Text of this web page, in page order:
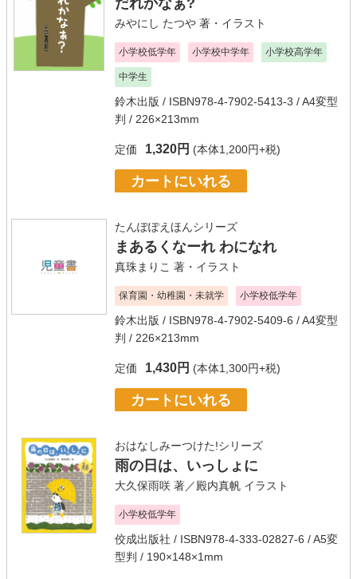
だれかなぁ?
みやにし たつや 著・イラスト
小学校低学年 小学校中学年 小学校高学年
中学生
鈴木出版 / ISBN978-4-7902-5413-3 / A4変型
判 / 226×213mm
定価 1,320円 (本体1,200円+税)
カートにいれる
たんぽぽえほんシリーズ
まあるくなーれ わになれ
真珠まりこ 著・イラスト
保育園・幼稚園・未就学 小学校低学年
鈴木出版 / ISBN978-4-7902-5409-6 / A4変型
判 / 226×213mm
定価 1,430円 (本体1,300円+税)
カートにいれる
おはなしみーつけた!シリーズ
雨の日は、いっしょに
大久保雨咲 著／殿内真帆 イラスト
小学校低学年
佼成出版社 / ISBN978-4-333-02827-6 / A5変
型判 / 190×148×1mm